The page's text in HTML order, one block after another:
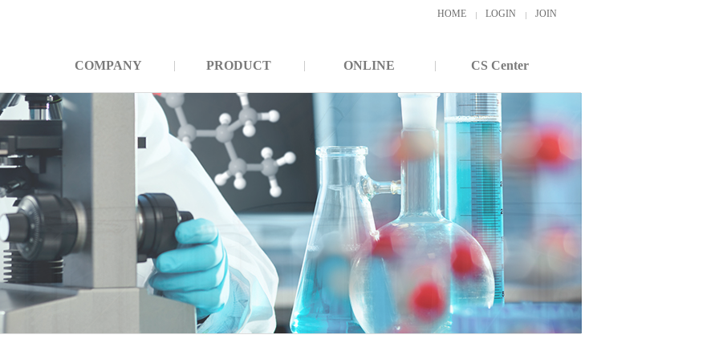
HOME LOGIN JOIN
COMPANY PRODUCT ONLINE CS Center